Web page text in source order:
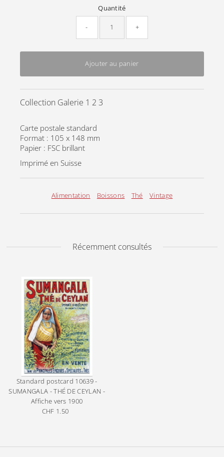
Quantité
- +
Ajouter au panier
Collection Galerie 1 2 3
Carte postale standard
Format : 105 x 148 mm
Papier : FSC brillant
Imprimé en Suisse
Alimentation Boissons Thé Vintage
Récemment consultés
Standard postcard 10639 -
SUMANGALA - THÉ DE CEYLAN -
Affiche vers 1900
Prix
CHF 1.50